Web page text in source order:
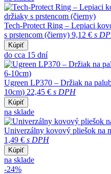
Tech-Protect Ring – Lepiaci
s prstencom (čierny) 9,12 € s
Kúpiť
do cca 15 dní
Ugreen LP370 – Držiak na
10cm) 22,45 € s DPH
Kúpiť
na sklade
Univerzálny kovový pliešok na
1,49 € s DPH
Kúpiť
na sklade
-24%